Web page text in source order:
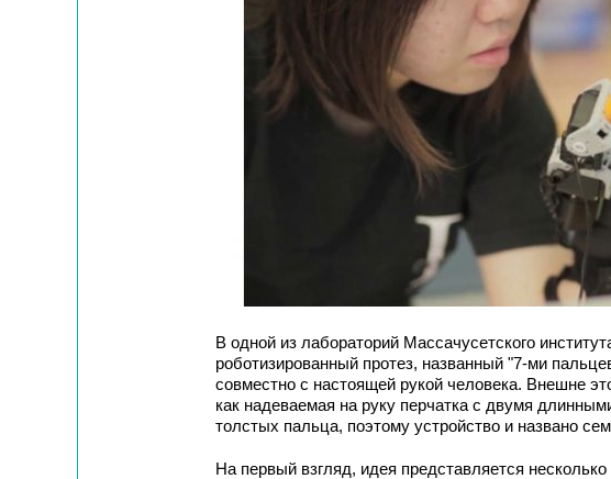
В одной из лабораторий Массачусетского
роботизированный протез, названный "7-ми
совместно с настоящей рукой человека. Внешне
как надеваемая на руку перчатка с двумя
толстых пальца, поэтому устройство и названо
На первый взгляд, идея представляется